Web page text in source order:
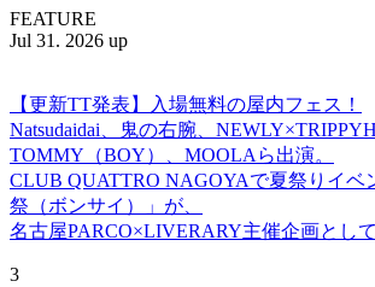
FEATURE
Jul 31. 2026 up
【更新TT発表】入場無料の屋内フェス！
Natsudaidai、鬼の右腕、
TOMMY（BOY）、MOOLAら出演。
CLUB QUATTRO NAGOYAで夏祭りイベ
祭（ボンサイ）」が、
名古屋PARCO×LIVERARY主催企画として
3